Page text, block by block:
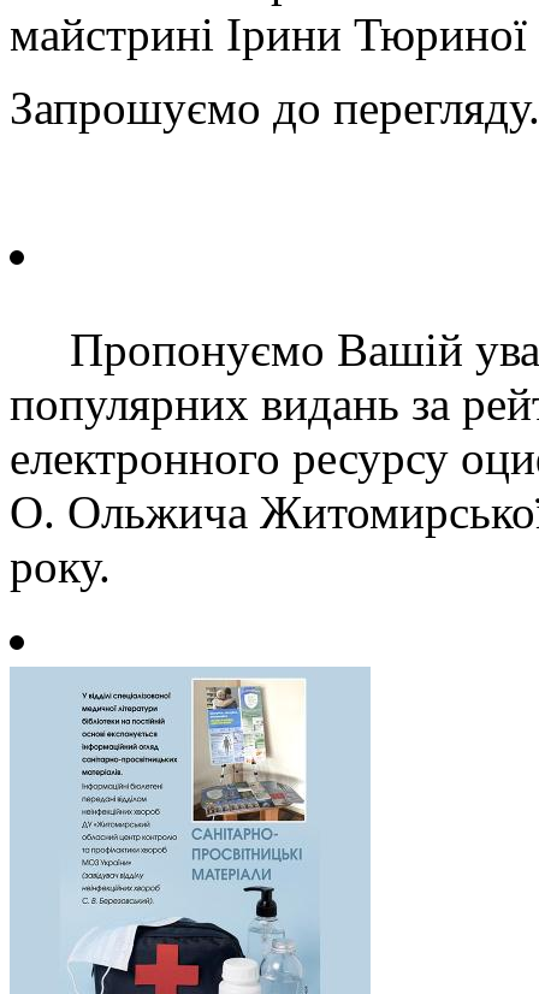
майстрині Ірини
Запрошуємо до перегляду.
Пропонуємо Вашій
популярних видань за
електронного ресурсу
О. Ольжича
року.